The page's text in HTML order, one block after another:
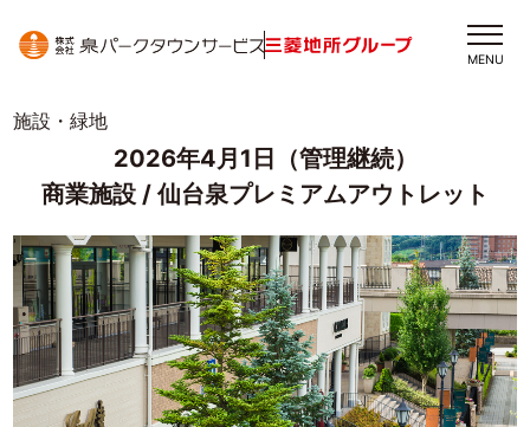
MENU
施設・緑地
2026年4月1日（管理継続）
商業施設 / 仙台泉プレミアムアウトレット